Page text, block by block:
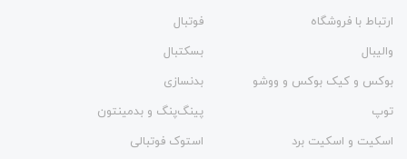
ارتباط با فروشگاه
فوتبال
والیبال
بسکتبال
بوکس و کیک بوکس و ووشو
بدنسازی
توپ
پینگ‌پنگ و بدمينتون
اسکیت و اسکیت برد
استوک فوتبالی